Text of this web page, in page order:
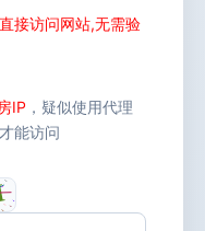
接访问网站,无需验
IP ，疑似使用代理
能访问